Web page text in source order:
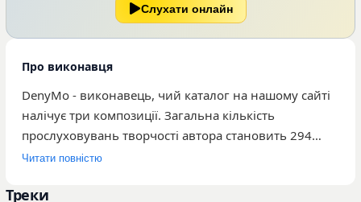
Слухати онлайн
Про виконавця
DenyMo - виконавець, чий каталог на нашому сайті
налічує три композиції. Загальна кількість
прослуховувань творчості автора становить 294
рази. До найбільш популярних треків серед
дмухай» та «Наяву». Музика виконавця привертає
Читати повністю
Треки